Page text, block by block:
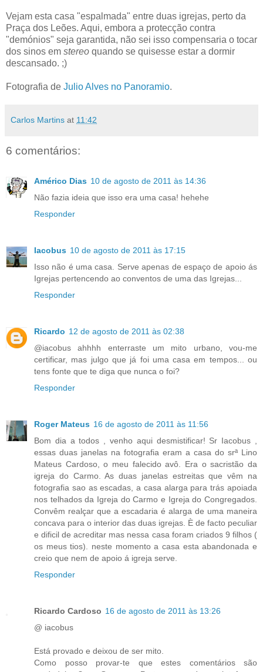
Vejam esta casa "espalmada" entre duas igrejas, perto da
Praça dos Leões. Aqui, embora a protecção contra
"demónios" seja garantida, não sei isso compensaria o tocar
dos sinos em stereo quando se quisesse estar a dormir
descansado. ;)
Fotografia de Julio Alves no Panoramio.
Carlos Martins at 11:42
6 comentários:
Américo Dias 10 de agosto de 2011 às 14:36
Não fazia ideia que isso era uma casa! hehehe
Responder
Iacobus 10 de agosto de 2011 às 17:15
Isso não é uma casa. Serve apenas de espaço de apoio ás
Igrejas pertencendo ao conventos de uma das Igrejas...
Responder
Ricardo 12 de agosto de 2011 às 02:38
@iacobus ahhhh enterraste um mito urbano, vou-me
certificar, mas julgo que já foi uma casa em tempos... ou
tens fonte que te diga que nunca o foi?
Responder
Roger Mateus 16 de agosto de 2011 às 11:56
Bom dia a todos , venho aqui desmistificar! Sr Iacobus ,
essas duas janelas na fotografia eram a casa do srª Lino
Mateus Cardoso, o meu falecido avô. Era o sacristão da
igreja do Carmo. As duas janelas estreitas que vêm na
fotografia sao as escadas, a casa alarga para trás apoiada
nos telhados da Igreja do Carmo e Igreja do Congregados.
Convêm realçar que a escadaria é alarga de uma maneira
concava para o interior das duas igrejas. È de facto peculiar
e dificil de acreditar mas nessa casa foram criados 9 filhos (
os meus tios). neste momento a casa esta abandonada e
creio que nem de apoio á igreja serve.
Responder
Ricardo Cardoso 16 de agosto de 2011 às 13:26
@ iacobus
Está provado e deixou de ser mito.
Como posso provar-te que estes comentários são